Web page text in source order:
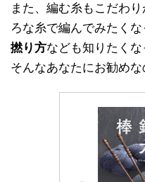
また、編む糸もこだわ
ろな糸で編んでみたくな
撚り方なども知りたくな
そんなあなたにお勧め